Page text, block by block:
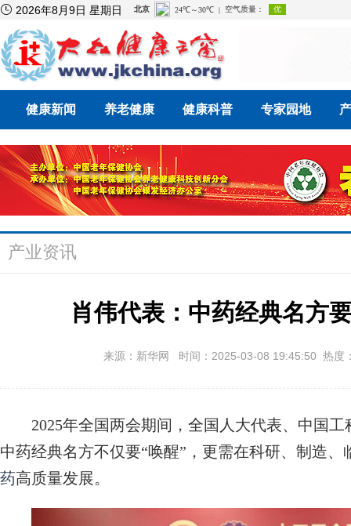
 2026年8月9日 星期日
健康新闻 养老健康 健康科普 专家园地
产业资讯
肖伟代表：中药经典名方
来源：新华网 时间：2025-03-08 19:45:50 热度
2025年全国两会期间，全国人大代表、中国工
中药经典名方不仅要“唤醒”，更需在科研、制造
药高质量发展。